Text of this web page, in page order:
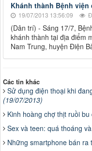
Khánh thành Bệnh
19/07/2013 13:56:09
(Dân trí) - Sáng 17/7,
khánh thành tại địa điểm
Nam Trung, huyện Điện
Các tin khác
Sử dụng điện thoại khi
(19/07/2013)
Kinh hoàng chợ thịt ruồi
Sex và teen: quá thoáng
Những smartphone bán ra